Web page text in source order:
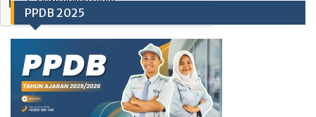
PPDB 2025